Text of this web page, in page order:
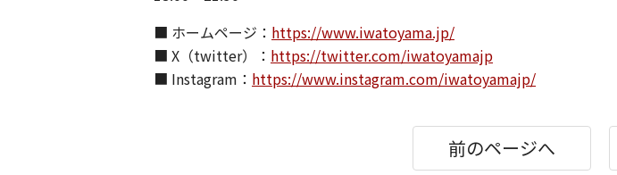
■ ホームページ： https://www.iwatoyama.jp/
■ X（twitter）： https://twitter.com/iwatoyamajp
■ Instagram： https://www.instagram.com/iwatoyamajp/
前のページへ